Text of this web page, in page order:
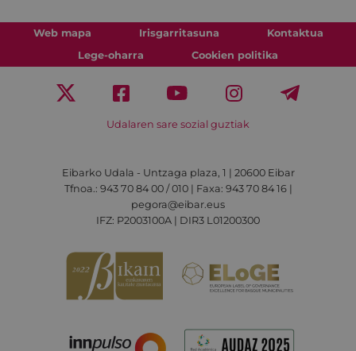
Web mapa Irisgarritasuna
Kontaktua
Lege-oharra
Cookien politika
Udalaren sare sozial guztiak
Eibarko Udala - Untzaga plaza, 1 | 20600 Eibar
Tfnoa.: 943 70 84 00 / 010 | Faxa: 943 70 84 16 |
pegora@eibar.eus
IFZ: P2003100A | DIR3 L01200300